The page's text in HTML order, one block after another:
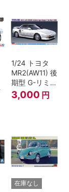
1/24 トヨタ
MR2(AW11) 後
期型 G-リミテ
ッド スーパー
チャージャー
3,000 円
在庫なし